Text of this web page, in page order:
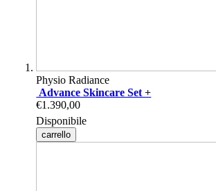
Physio Radiance
Advance Skincare Set +
€1.390,00
Disponibile
carrello